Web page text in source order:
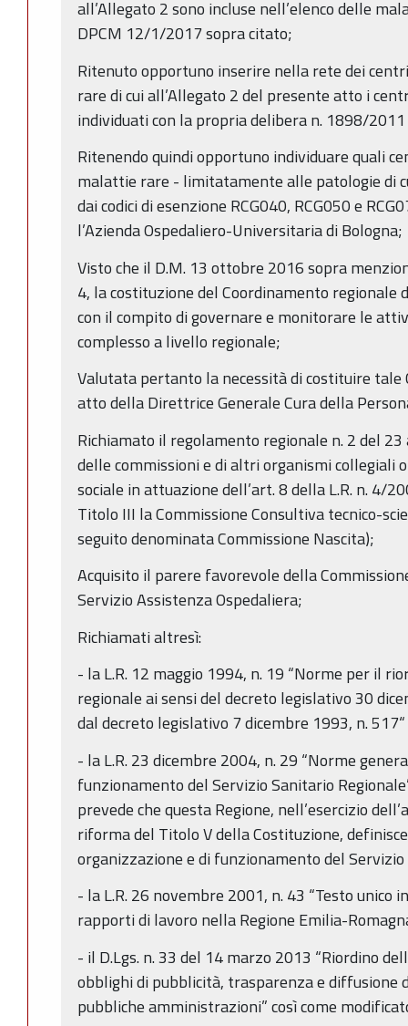
all’Allegato 2 sono incluse nell’elenco delle
DPCM 12/1/2017 sopra citato;
Ritenuto opportuno inserire nella rete dei
rare di cui all’Allegato 2 del presente atto i
individuati con la propria delibera n. 1898/
Ritenendo quindi opportuno individuare quali
malattie rare - limitatamente alle patologie di
dai codici di esenzione RCG040, RCG050 e
l’Azienda Ospedaliero-Universitaria di Bologna;
Visto che il D.M. 13 ottobre 2016 sopra
4, la costituzione del Coordinamento regionale
con il compito di governare e monitorare le
complesso a livello regionale;
Valutata pertanto la necessità di costituire tale
atto della Direttrice Generale Cura della
Richiamato il regolamento regionale n. 2 del
delle commissioni e di altri organismi collegiali
sociale in attuazione dell’art. 8 della L.R. n. 4/
Titolo III la Commissione Consultiva tecnico-
seguito denominata Commissione Nascita);
Acquisito il parere favorevole della
Servizio Assistenza Ospedaliera;
Richiamati altresì:
- la L.R. 12 maggio 1994, n. 19 “Norme per il
regionale ai sensi del decreto legislativo 30
dal decreto legislativo 7 dicembre 1993, n.
- la L.R. 23 dicembre 2004, n. 29 “Norme
funzionamento del Servizio Sanitario
prevede che questa Regione, nell’esercizio
riforma del Titolo V della Costituzione,
organizzazione e di funzionamento del
- la L.R. 26 novembre 2001, n. 43 “Testo unico
rapporti di lavoro nella Regione Emilia-
- il D.Lgs. n. 33 del 14 marzo 2013 “Riordino
obblighi di pubblicità, trasparenza e diffusione
pubbliche amministrazioni” così come